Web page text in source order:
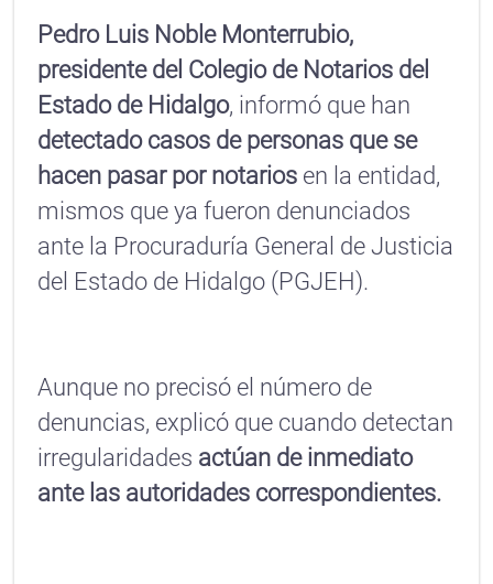
Pedro Luis Noble Monterrubio,
presidente del Colegio de Notarios del
Estado de Hidalgo, informó que han
detectado casos de personas que se
hacen pasar por notarios en la entidad,
mismos que ya fueron denunciados
ante la Procuraduría General de Justicia
del Estado de Hidalgo (PGJEH).
Aunque no precisó el número de
denuncias, explicó que cuando detectan
irregularidades actúan de inmediato
ante las autoridades correspondientes.